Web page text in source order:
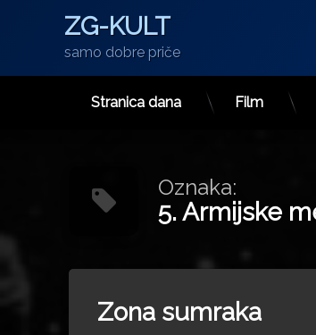
ZG-KULT
samo dobre priče
Stranica dana Film
Oznaka:
5. Armijske
Zona sumraka
Airbus A319